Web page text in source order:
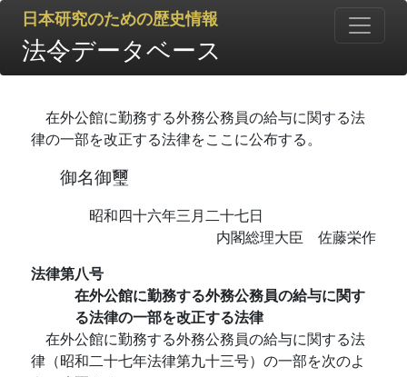
日本研究のための歴史情報
法令データベース
在外公館に勤務する外務公務員の給与に関する法
律の一部を改正する法律をここに公布する。
御名御璽
昭和四十六年三月二十七日
内閣総理大臣 佐藤栄作
法律第八号
在外公館に勤務する外務公務員の給与に関す
る法律の一部を改正する法律
在外公館に勤務する外務公務員の給与に関する法
律（昭和二十七年法律第九十三号）の一部を次のよ